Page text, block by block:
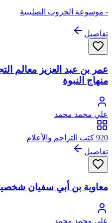
- موسوعة الحروب الصليبية
تفاصيل
عمر بن عبد العزيز معالم
منهاج النبوة
علي محمد محمد
920 كتب التراجم والأعلام
تفاصيل
معاوية بن أبي سفيان
علي محمد محمد